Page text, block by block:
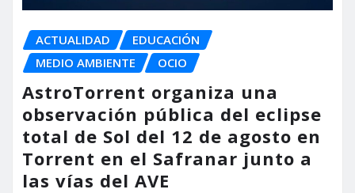
ACTUALIDAD
EDUCACIÓN
MEDIO AMBIENTE
OCIO
AstroTorrent organiza una
observación pública del eclipse
total de Sol del 12 de agosto en
Torrent en el Safranar junto a
las vías del AVE